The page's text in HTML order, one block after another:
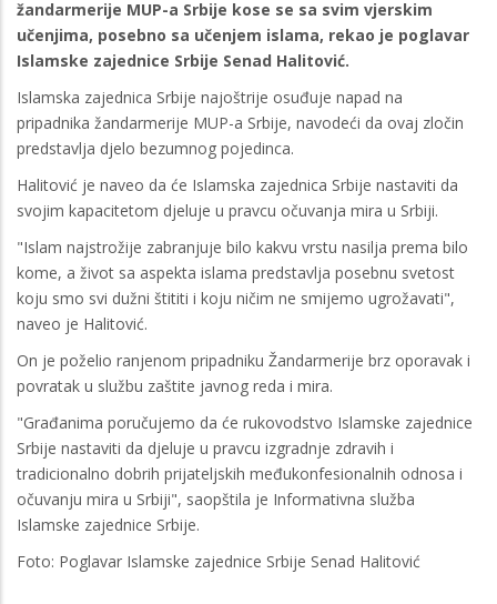
žandarmerije MUP-a Srbije kose se sa svim vjerskim
učenjima, posebno sa učenjem islama, rekao je poglavar
Islamske zajednice Srbije Senad Halitović.
Islamska zajednica Srbije najoštrije osuđuje napad na
pripadnika žandarmerije MUP-a Srbije, navodeći da ovaj zločin
predstavlja djelo bezumnog pojedinca.
Halitović je naveo da će Islamska zajednica Srbije nastaviti da
svojim kapacitetom djeluje u pravcu očuvanja mira u Srbiji.
"Islam najstrožije zabranjuje bilo kakvu vrstu nasilja prema bilo
kome, a život sa aspekta islama predstavlja posebnu svetost
koju smo svi dužni štititi i koju ničim ne smijemo ugrožavati",
naveo je Halitović.
On je poželio ranjenom pripadniku Žandarmerije brz oporavak i
povratak u službu zaštite javnog reda i mira.
"Građanima poručujemo da će rukovodstvo Islamske zajednice
Srbije nastaviti da djeluje u pravcu izgradnje zdravih i
tradicionalno dobrih prijateljskih međukonfesionalnih odnosa i
očuvanju mira u Srbiji", saopštila je Informativna služba
Islamske zajednice Srbije.
Foto: Poglavar Islamske zajednice Srbije Senad Halitović